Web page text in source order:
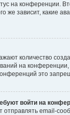
на конференции.
же зависит, какие
количество
на
это
войти на
отправлять email-